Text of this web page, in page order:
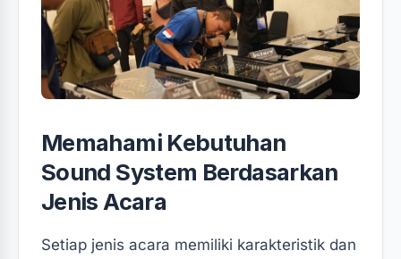
Memahami Kebutuhan
Sound System Berdasarkan
Jenis Acara
Setiap jenis acara memiliki karakteristik dan